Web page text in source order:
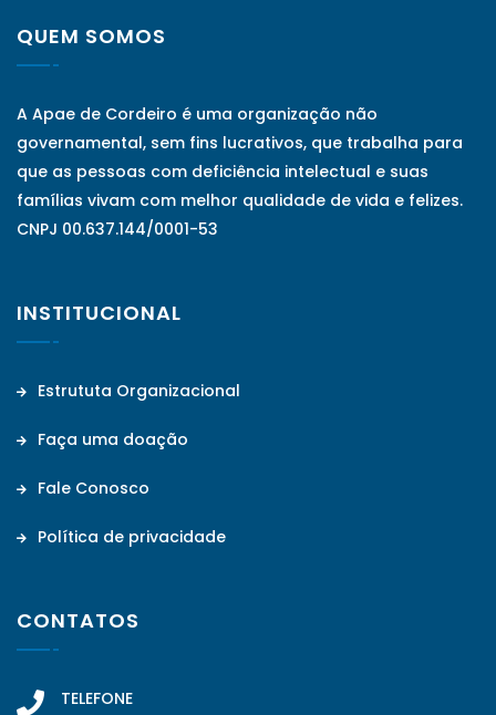
QUEM SOMOS
A Apae de Cordeiro é uma organização não
governamental, sem fins lucrativos, que trabalha para
que as pessoas com deficiência intelectual e suas
famílias vivam com melhor qualidade de vida e felizes.
CNPJ 00.637.144/0001-53
INSTITUCIONAL
Estrututa Organizacional
Faça uma doação
Fale Conosco
Política de privacidade
CONTATOS
TELEFONE